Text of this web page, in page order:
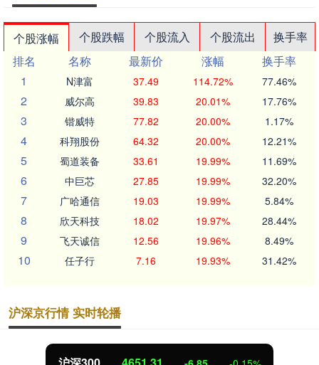
个股涨幅 个股跌幅 个股流入 个股流出
换手率
排名
名称 最新价 涨幅
换手率
1
N津富 37.49 114.72% 77.46%
2 威尔高 39.83 20.01% 17.76%
3 锴威特 77.82 20.00% 1.17%
4 科翔股份 64.32 20.00% 12.21%
5 蜀道装备 33.61 19.99% 11.69%
6 中巨芯 27.85 19.99% 32.20%
7 广哈通信 19.03 19.99% 5.84%
8 欣天科技 18.02 19.97% 28.44%
9 飞天诚信 12.56 19.96% 8.49%
10 任子行 7.16 19.93% 31.42%
沪深京行情 实时轮播